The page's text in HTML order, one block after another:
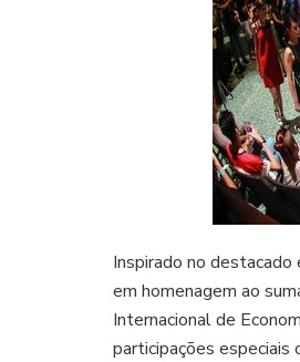
Inspirado no
em homenagem ao
Internacional de
participações